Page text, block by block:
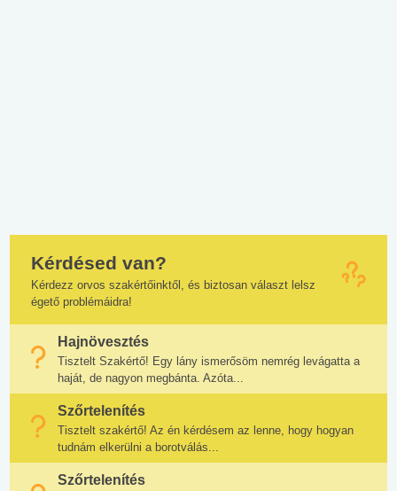
Kérdésed van?
Kérdezz orvos szakértőinktől, és biztosan választ lelsz
égető problémáidra!
Hajnövesztés
Tisztelt Szakértő! Egy lány ismerősöm nemrég levágatta a
haját, de nagyon megbánta. Azóta...
Szőrtelenítés
Tisztelt szakértő! Az én kérdésem az lenne, hogy hogyan
tudnám elkerülni a borotválás...
Szőrtelenítés